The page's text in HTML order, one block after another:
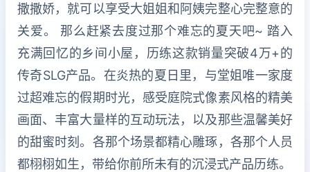
撒撒娇，就可以享受大姐姐和阿姨完整心完整意的
关爱。 那么赶紧去度过那个难忘的夏天吧~ 踏入
充满回忆的乡间小屋，历练这款销量突破4万+的
传奇SLG产品。在炎热的夏日里，与堂姐唯一家度
过超难忘的假期时光，感受庭院式像素风格的精美
画面、丰富大量样的互动玩法，以及那些温馨美好
的甜蜜时刻。各那个场景都精心雕琢，各那个人员
都栩栩如生，带给你前所未有的沉浸式产品历练。